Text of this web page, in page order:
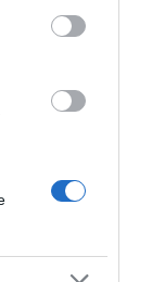
bejegyzés